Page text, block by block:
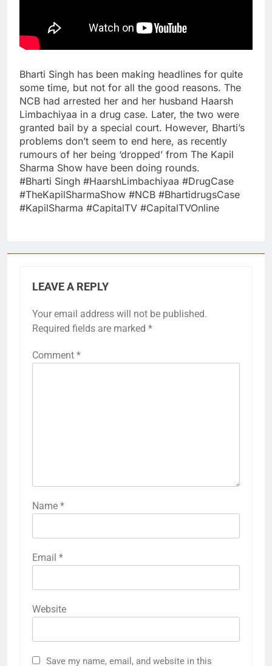
Bharti Singh has been making headlines for quite
some time, but not for all the good reasons. The
NCB had arrested her and her husband Haarsh
Limbachiyaa in a drug case. Later, the two were
granted bail by a special court. However, Bharti’s
problems don’t seem to end here, as recently
rumours of her being ‘dropped’ from The Kapil
Sharma Show have been doing rounds.
#Bharti Singh #HaarshLimbachiyaa #DrugCase
#TheKapilSharmaShow #NCB #BhartidrugsCase
#KapilSharma #CapitalTV #CapitalTVOnline
LEAVE A REPLY
Your email address will not be published.
Required fields are marked *
Comment *
Name *
Email *
Website
Save my name, email, and website in this
राम की नगरी अयोध्या में आने वाले भक्तों